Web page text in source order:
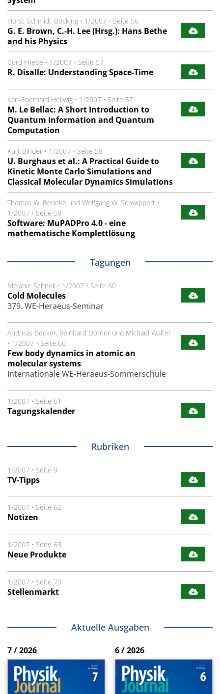
Horst Schmidt-Böcking • 1/2007 • Seite 56
G. E. Brown, C.-H. Lee (Hrsg.): Hans Bethe
and his Physics
Cord Friebe • 1/2007 • Seite 57
R. Disalle: Understanding Space-Time
Karl-Eberhard Hellwig • 1/2007 • Seite 57
M. Le Bellac: A Short Introduction to
Quantum Information and Quantum
Computation
Kurt Binder • 1/2007 • Seite 58
U. Burghaus et al.: A Practical Guide to
Kinetic Monte Carlo Simulations and
Classical Molecular Dynamics Simulations
Thomas W. Beneke und Wolfgang W. Schwippert •
1/2007 • Seite 59
Software: MuPADPro 4.0 - eine
mathematische Komplettlösung
Tagungen
Melanie Schnell • 1/2007 • Seite 60
Cold Molecules
379. WE-Heraeus-Seminar
Andreas Becker, Reinhard Dörner und Michael Walter
• 1/2007 • Seite 60
Few body dynamics in atomic an
molecular systems
Internationale WE-Heraeus-Sommerschule
1/2007 • Seite 61
Tagungskalender
Rubriken
1/2007 • Seite 9
TV-Tipps
1/2007 • Seite 62
Notizen
1/2007 • Seite 63
Neue Produkte
1/2007 • Seite 73
Stellenmarkt
Aktuelle Ausgaben
7 / 2026 6 / 2026